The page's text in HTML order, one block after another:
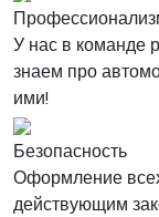
У нас в команде
знаем про
ими!
Безопасность
Оформление всех
действующим